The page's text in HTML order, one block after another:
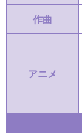
作曲
アニメ